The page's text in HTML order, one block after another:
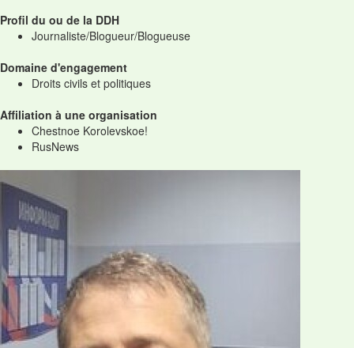
Profil du ou de la DDH
Journaliste/Blogueur/Blogueuse
Domaine d'engagement
Droits civils et politiques
Affiliation à une organisation
Chestnoe Korolevskoe!
RusNews